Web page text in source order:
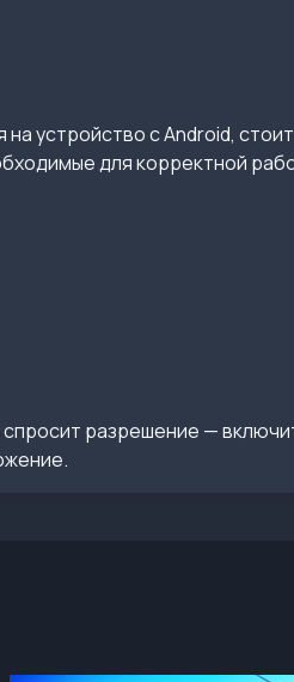
устройство с Android,
для корректной
разрешение —